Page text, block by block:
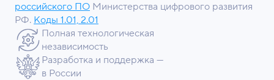
российского ПО Министерства цифрового развития
РФ. Коды 1.01, 2.01
Полная технологическая
независимость
Разработка и поддержка —
в России